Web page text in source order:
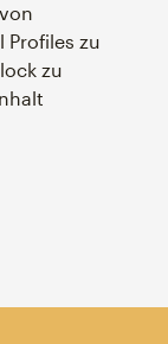
Profiles zu
zu